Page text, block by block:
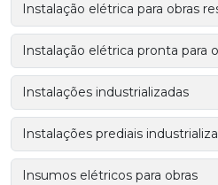
Instalação elétrica para obras
Instalação elétrica pronta para
Instalações industrializadas
Instalações prediais
Insumos elétricos para obras